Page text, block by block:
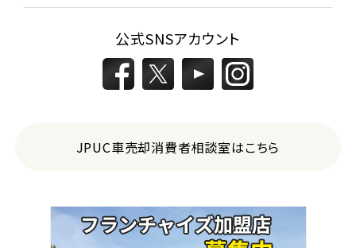
公式SNSアカウント
JPUC車売却消費者相談室はこちら